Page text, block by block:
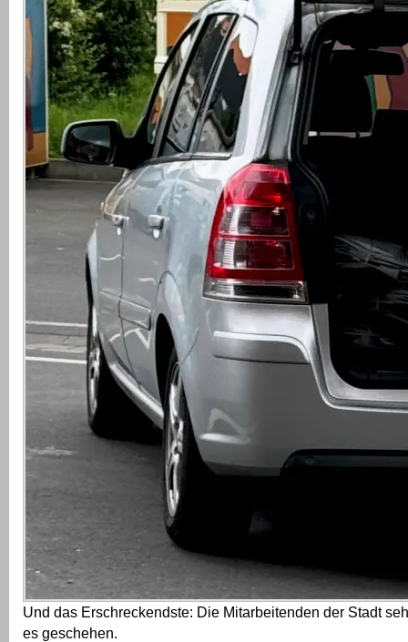
Und das Erschreckendste: Die Mitarbeitenden der Stadt
es geschehen.